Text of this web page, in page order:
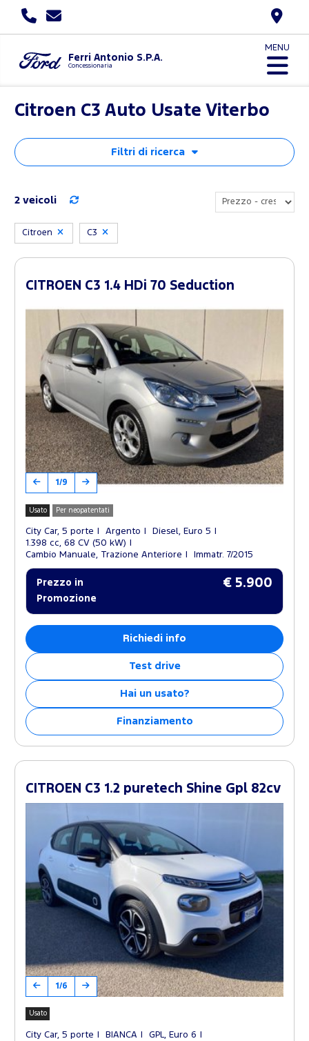
Ferri Antonio S.P.A.
Concessionaria
MENU
Citroen C3 Auto Usate Viterbo
Filtri di ricerca
2 veicoli
Citroen C3
CITROEN C3 1.4 HDi 70 Seduction
1/9
Usato Per neopatentati
City Car, 5 porte Argento
Diesel, Euro 5
1.398 cc, 68 CV (50 kW)
Cambio Manuale, Trazione Anteriore
Immatr. 7/2015
Prezzo in
Promozione
€ 5.900
Richiedi info
Test drive
Hai un usato?
Finanziamento
CITROEN C3 1.2 puretech Shine Gpl 82cv
1/6
Usato
City Car, 5 porte BIANCA
GPL, Euro 6